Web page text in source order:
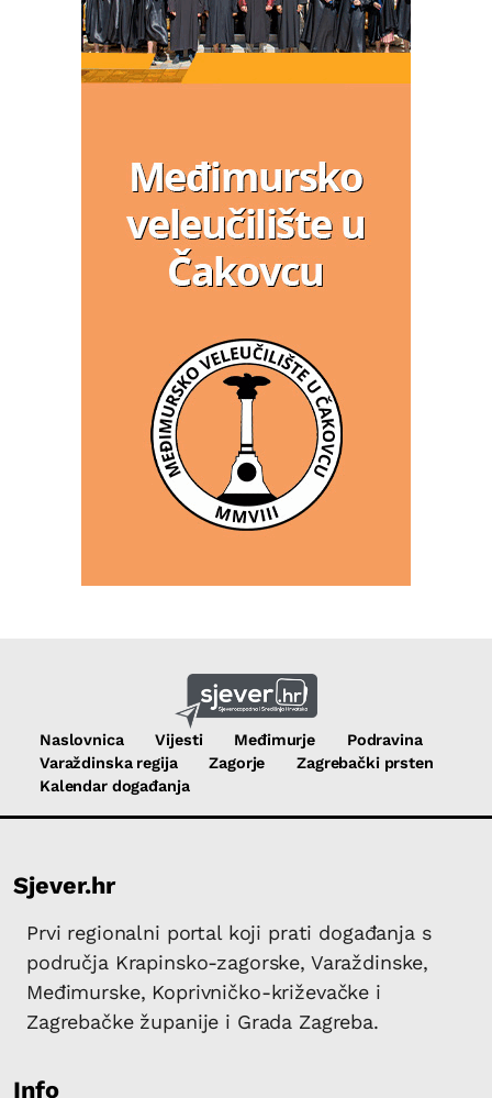
Naslovnica Vijesti Međimurje
Podravina
Varaždinska regija
Zagorje
Zagrebački prsten
Kalendar događanja
Sjever.hr
Prvi regionalni portal koji prati događanja s
područja Krapinsko-zagorske, Varaždinske,
Međimurske, Koprivničko-križevačke i
Zagrebačke županije i Grada Zagreba.
Info